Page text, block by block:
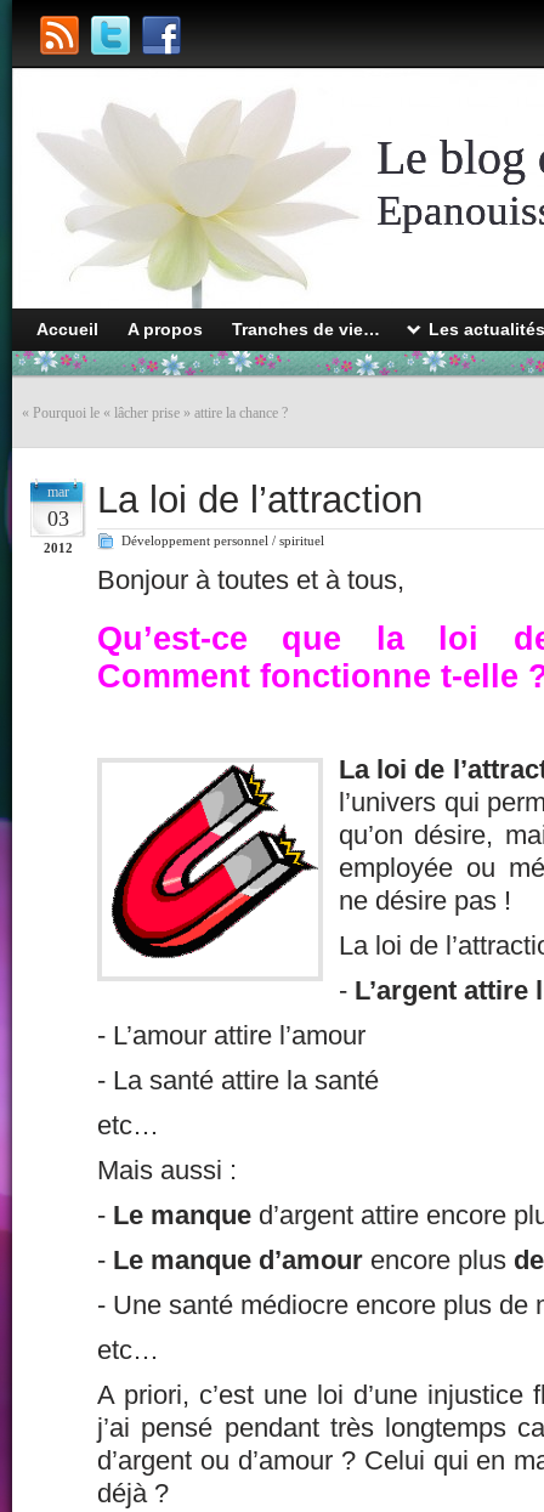
Le blog
Accueil A propos Tranches de vie… Les
« Pourquoi le « lâcher prise » attire la chance ?
mar
03
2012
La loi de l’attraction
Développement personnel / spirituel
Bonjour à toutes et à tous,
Qu’est-ce que la loi
Comment fonctionne t-elle
La loi de
l’univers qui
qu’on désire,
employée ou
ne désire pas !
La loi de
- L’argent attire
- L’amour attire l’amour
- La santé attire la santé
etc…
Mais aussi :
- Le manque d’argent attire encore
- Le manque d’amour encore plus
- Une santé médiocre encore plus de
etc…
A priori, c’est une loi d’une injustice
j’ai pensé pendant très longtemps
d’argent ou d’amour ? Celui qui en
déjà ?